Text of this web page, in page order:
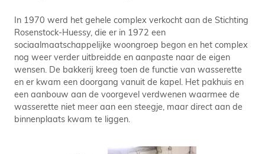
In 1970 werd het gehele complex verkocht aan de Stichting
Rosenstock-Huessy, die er in 1972 een
sociaalmaatschappelijke woongroep begon en het complex
nog weer verder uitbreidde en aanpaste naar de eigen
wensen. De bakkerij kreeg toen de functie van wasserette
en er kwam een doorgang vanuit de kapel. Het pakhuis en
een aanbouw aan de voorgevel verdwenen waarmee de
wasserette niet meer aan een steegje, maar direct aan de
binnenplaats kwam te liggen.